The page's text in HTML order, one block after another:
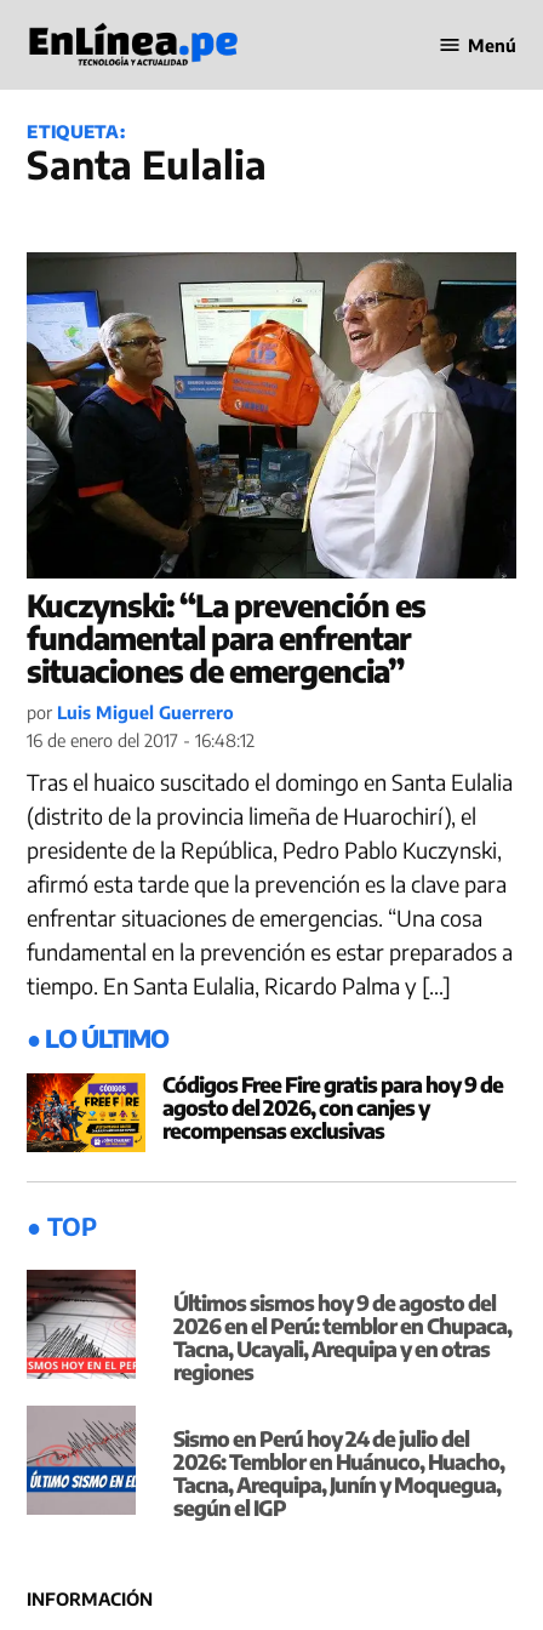
contenido
en Línea
Menú
ETIQUETA:
Santa Eulalia
Kuczynski: “La prevención es
fundamental para enfrentar
situaciones de emergencia”
por Luis Miguel Guerrero
16 de enero del 2017 - 16:48:12
Tras el huaico suscitado el domingo en Santa Eulalia
(distrito de la provincia limeña de Huarochirí), el
presidente de la República, Pedro Pablo Kuczynski,
afirmó esta tarde que la prevención es la clave para
enfrentar situaciones de emergencias. “Una cosa
fundamental en la prevención es estar preparados a
tiempo. En Santa Eulalia, Ricardo Palma y […]
● LO ÚLTIMO
Códigos Free Fire gratis para hoy 9 de
agosto del 2026, con canjes y
recompensas exclusivas
● TOP
Últimos sismos hoy 9 de agosto del
2026 en el Perú: temblor en Chupaca,
Tacna, Ucayali, Arequipa y en otras
regiones
Sismo en Perú hoy 24 de julio del
2026: Temblor en Huánuco, Huacho,
Tacna, Arequipa, Junín y Moquegua,
según el IGP
INFORMACIÓN